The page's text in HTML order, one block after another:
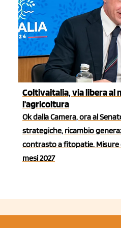
Coltivaitalia, via libera al
l'agricoltura
Ok dalla Camera, ora al
strategiche, ricambio
contrasto a fitopatie.
mesi 2027